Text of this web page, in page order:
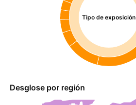
Tipo de exposición
Desglose por región